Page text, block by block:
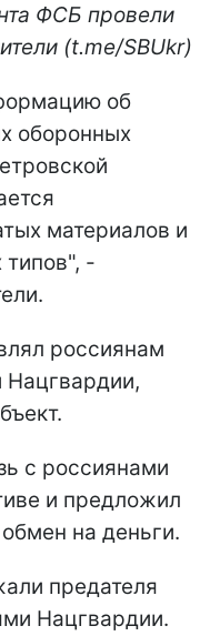
ФСБ провели
(t.me/SBUkr)
об
оборонных
материалов и
типов", -
россиянам
Нацгвардии,
с россиянами
и предложил
на деньги.
предателя
Нацгвардии.